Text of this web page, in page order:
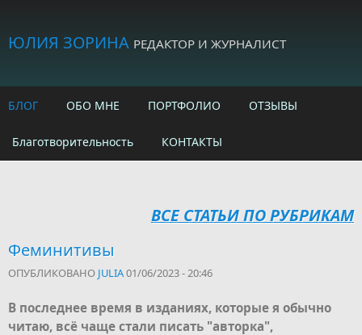
ЮЛИЯ ЗОРИНА РЕДАКТОР И ЖУРНАЛИСТ
БЛОГ ОБО МНЕ ПОРТФОЛИО ОТЗЫВЫ
Благотворительность КОНТАКТЫ
ВСЕ СТАТЬИ ПО РУБРИКАМ
Феминитивы
ОПУБЛИКОВАНО JULIA01/06/2023 - 20:46
В последнее время в изданиях, которые я обычно
читаю, всё чаще стали писать "авторка",